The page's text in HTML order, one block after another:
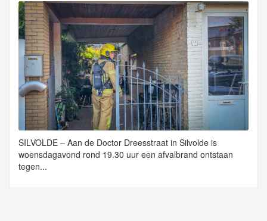
SILVOLDE – Aan de Doctor Dreesstraat in Silvolde is
woensdagavond rond 19.30 uur een afvalbrand ontstaan
tegen...